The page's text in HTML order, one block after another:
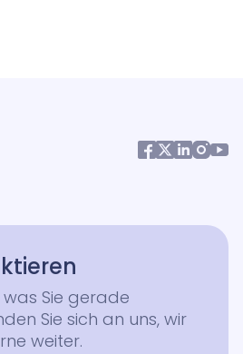
was Sie gerade
Sie sich an uns, wir
weiter.